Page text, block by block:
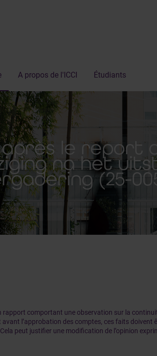
A propos de l'ICCI Étudiants
le report
na het
(25-
rapport comportant une observation sur la
l’approbation des comptes, ces faits doivent
peut justifier une modification de l’opinion